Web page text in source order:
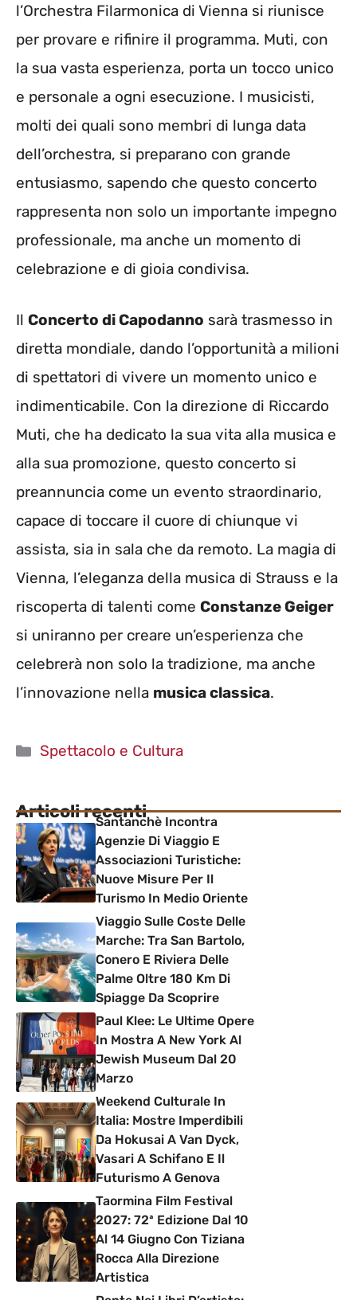
l’Orchestra Filarmonica di Vienna si riunisce
per provare e rifinire il programma. Muti, con
la sua vasta esperienza, porta un tocco unico
e personale a ogni esecuzione. I musicisti,
molti dei quali sono membri di lunga data
dell’orchestra, si preparano con grande
entusiasmo, sapendo che questo concerto
rappresenta non solo un importante impegno
professionale, ma anche un momento di
celebrazione e di gioia condivisa.
Il Concerto di Capodanno sarà trasmesso in
diretta mondiale, dando l’opportunità a milioni
di spettatori di vivere un momento unico e
indimenticabile. Con la direzione di Riccardo
Muti, che ha dedicato la sua vita alla musica e
alla sua promozione, questo concerto si
preannuncia come un evento straordinario,
capace di toccare il cuore di chiunque vi
assista, sia in sala che da remoto. La magia di
Vienna, l’eleganza della musica di Strauss e la
riscoperta di talenti come Constanze Geiger
si uniranno per creare un’esperienza che
celebrerà non solo la tradizione, ma anche
l’innovazione nella musica classica.
Categorie
Spettacolo e Cultura
Articoli recentiSantanchè Incontra
Agenzie Di Viaggio E
Associazioni Turistiche:
Nuove Misure Per Il
Turismo In Medio Oriente
Viaggio Sulle Coste Delle
Marche: Tra San Bartolo,
Conero E Riviera Delle
Palme Oltre 180 Km Di
Spiagge Da Scoprire
Paul Klee: Le Ultime Opere
In Mostra A New York Al
Jewish Museum Dal 20
Marzo
Weekend Culturale In
Italia: Mostre Imperdibili
Da Hokusai A Van Dyck,
Vasari A Schifano E Il
Futurismo A Genova
Taormina Film Festival
2027: 72ª Edizione Dal 10
Al 14 Giugno Con Tiziana
Rocca Alla Direzione
Artistica